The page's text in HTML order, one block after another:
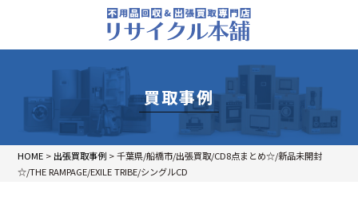
買取事例
HOME > 出張買取事例 >千葉県/船橋市/出張買取/CD8点まとめ☆/新品未開封
☆/THE RAMPAGE/EXILE TRIBE/シングルCD